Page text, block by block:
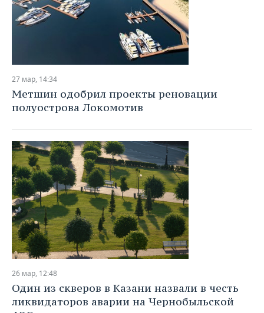
27 мар, 14:34
Метшин одобрил проекты реновации
полуострова Локомотив
26 мар, 12:48
Один из скверов в Казани назвали в честь
ликвидаторов аварии на Чернобыльской